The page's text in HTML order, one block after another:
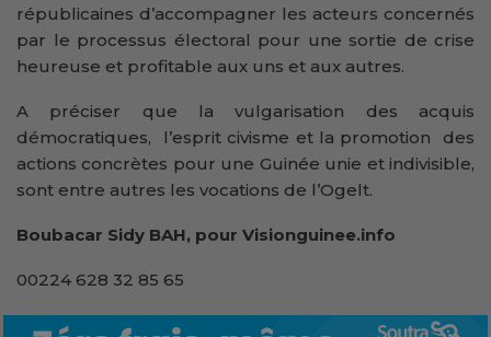
républicaines d’accompagner les acteurs concernés
par le processus électoral pour une sortie de crise
heureuse et profitable aux uns et aux autres.
A préciser que la vulgarisation des acquis
démocratiques, l’esprit civisme et la promotion des
actions concrètes pour une Guinée unie et indivisible,
sont entre autres les vocations de l’Ogelt.
Boubacar Sidy BAH, pour Visionguinee.info
00224 628 32 85 65